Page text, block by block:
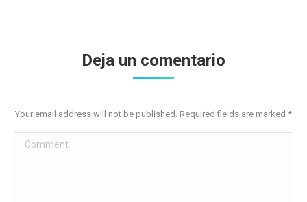
Deja un comentario
Your email address will not be published. Required fields are marked *
Comment